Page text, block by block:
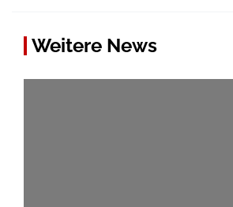
Weitere News